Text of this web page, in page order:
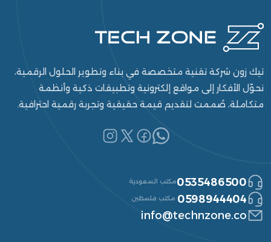
تيك زون شركة تقنية متخصصة في بناء وتطوير الحلول الرقمية،
نحوّل الأفكار إلى مواقع إلكترونية وتطبيقات ذكية وأنظمة
متكاملة، صُممت لتقديم قيمة حقيقية وتجربة رقمية احترافية.
0535486500مكتب السعودية
0598944404 مكتب فلسطين
info@technzone.co